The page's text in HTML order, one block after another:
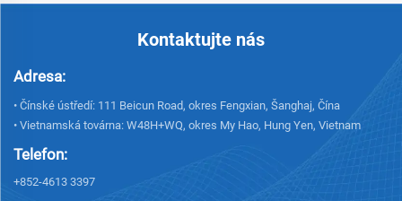
Kontaktujte nás
Adresa:
• Čínské ústředí: 111 Beicun Road, okres Fengxian, Šanghaj, Čína
• Vietnamská továrna: W48H+WQ, okres My Hao, Hung Yen, Vietnam
Telefon:
+852-4613 3397